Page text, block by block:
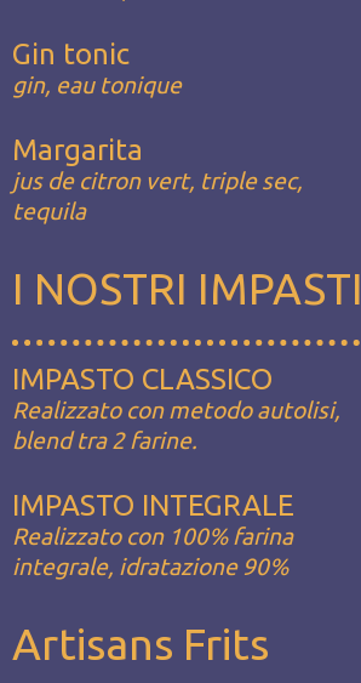
Gin tonic
gin, eau tonique
Margarita
jus de citron vert, triple sec,
tequila
I NOSTRI IMPASTI
IMPASTO CLASSICO
Realizzato con metodo autolisi,
blend tra 2 farine.
IMPASTO INTEGRALE
Realizzato con 100% farina
integrale, idratazione 90%
Artisans Frits